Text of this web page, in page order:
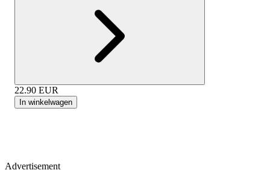
22.90 EUR
In winkelwagen
Advertisement